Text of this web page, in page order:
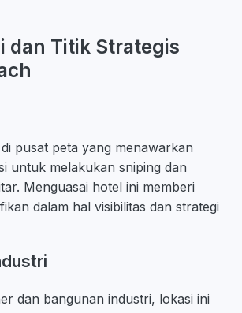
dan Titik Strategis
pusat peta yang menawarkan
untuk melakukan sniping dan
Menguasai hotel ini memberi
dalam hal visibilitas dan strategi
dan bangunan industri, lokasi ini